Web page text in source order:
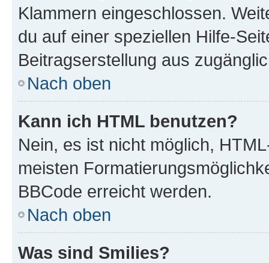
Klammern eingeschlossen.
du auf einer speziellen Hilfe-
Beitragserstellung aus
Nach oben
Kann ich HTML benutzen?
Nein, es ist nicht möglich,
meisten
BBCode erreicht werden.
Nach oben
Was sind Smilies?